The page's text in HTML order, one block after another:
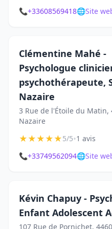
📞+33608569418🌐Site
Clémentine Mahé -
Psychologue
psychothérapeute,
Nazaire
3 Rue de l'Étoile du Matin,
Nazaire
★★★★★5/5•1 avis
📞+33749562094🌐Site
Kévin Chapuy -
Enfant Adolescent
107 Rue de Pornichet,